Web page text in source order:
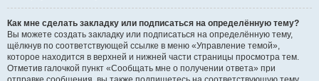
Как мне сделать закладку или подписаться на определённую тему?
Вы можете создать закладку или подписаться на определённую тему,
щёлкнув по соответствующей ссылке в меню «Управление темой»,
которое находится в верхней и нижней части страницы просмотра тем.
Отметив галочкой пункт «Сообщать мне о получении ответа» при